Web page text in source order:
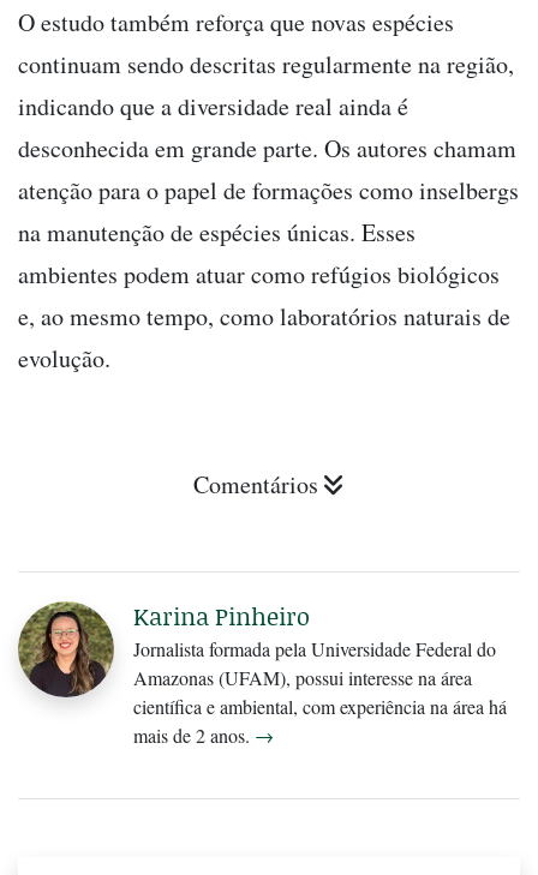
O estudo também reforça que novas espécies
continuam sendo descritas regularmente na região,
indicando que a diversidade real ainda é
desconhecida em grande parte. Os autores chamam
atenção para o papel de formações como inselbergs
na manutenção de espécies únicas. Esses
ambientes podem atuar como refúgios biológicos
e, ao mesmo tempo, como laboratórios naturais de
evolução.
Comentários
Karina Pinheiro
Jornalista formada pela Universidade Federal do
Amazonas (UFAM), possui interesse na área
científica e ambiental, com experiência na área há
mais de 2 anos. →